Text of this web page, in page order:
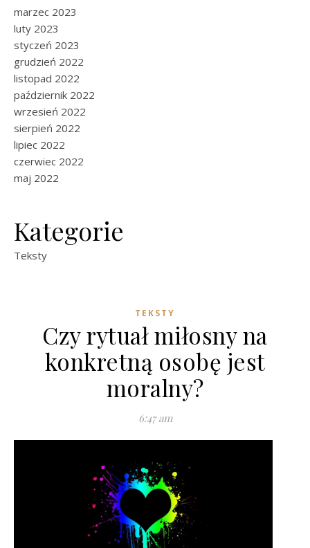
marzec 2023
luty 2023
styczeń 2023
grudzień 2022
listopad 2022
październik 2022
wrzesień 2022
sierpień 2022
lipiec 2022
czerwiec 2022
maj 2022
Kategorie
Teksty
TEKSTY
Czy rytuał miłosny na
konkretną osobę jest
moralny?
6:47 am